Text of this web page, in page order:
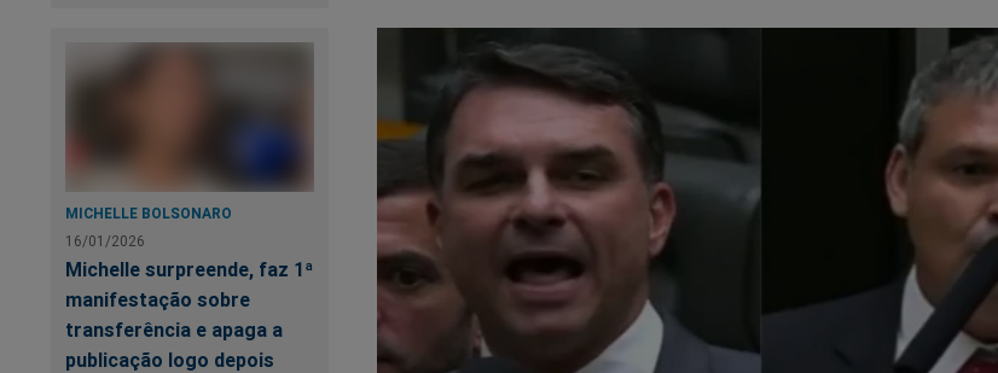
MICHELLE BOLSONARO
16/01/2026
Michelle surpreende, faz 1ª
manifestação sobre
transferência e apaga a
publicação logo depois